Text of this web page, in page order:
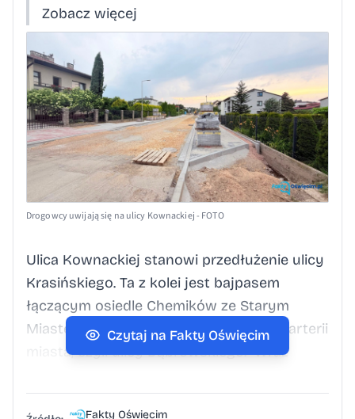
Zobacz więcej
Drogowcy uwijają się na ulicy Kownackiej - FOTO
Ulica Kownackiej stanowi przedłużenie ulicy
Krasińskiego. Ta z kolei jest bajpasem
łączącym osiedle Chemików ze Starym
Miastem oraz alternatywą dla głównej arterii
miasta, czyli ulicy Dąbrowskiego. Wraz
Wysokie Brzegi i Chopina, stanowiącą
Czytaj na Fakty Oświęcim
Fakty Oświęcim